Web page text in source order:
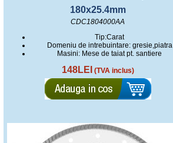
180x25.4mm
CDC1804000AA
Tip:Carat
Domeniu de intrebuintare: gresie,piatra
Masini: Mese de taiat pt. santiere
148LEI (TVA inclus)